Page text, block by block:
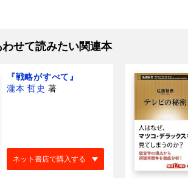
わせて読みたい関連本
『戦略がすべて』
瀧本 哲史 著
ネット書店で購入する